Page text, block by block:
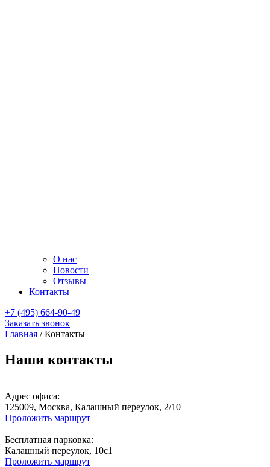
О нас
Новости
Отзывы
Контакты
+7 (495) 664-90-49
Заказать звонок
Главная /Контакты
Наши контакты
Адрес офиса:
125009, Москва, Калашный переулок, 2/10
Проложить маршрут
Бесплатная парковка:
Калашный переулок, 10с1
Проложить маршрут